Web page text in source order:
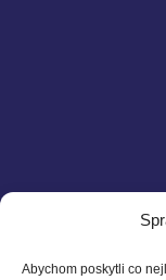
Abychom poskytli co